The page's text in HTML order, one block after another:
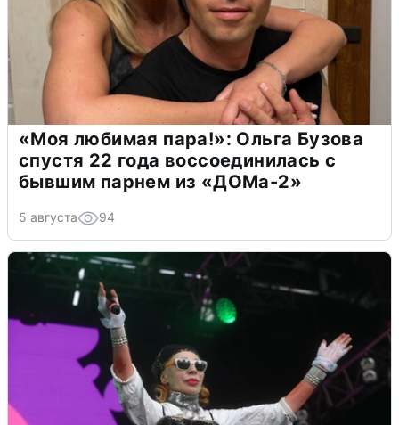
«Моя любимая пара!»: Ольга Бузова
спустя 22 года воссоединилась с
бывшим парнем из «ДОМа-2»
5 августа 94